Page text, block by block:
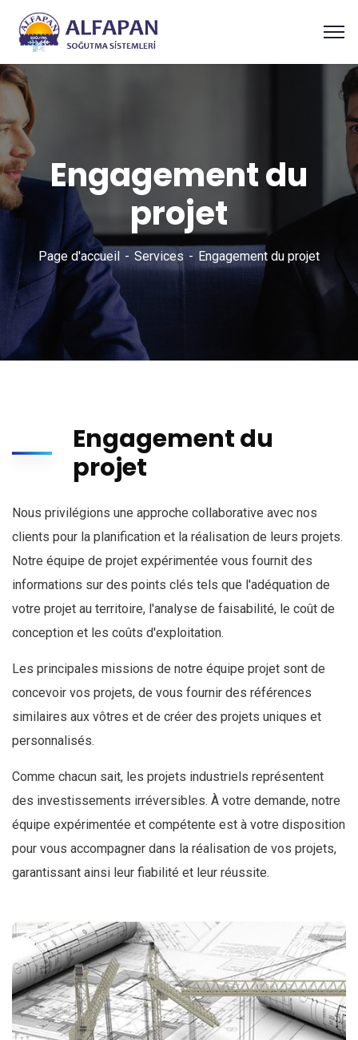
Engagement du
projet
Page d'accueil Services Engagement du projet
Engagement du
projet
Nous privilégions une approche collaborative avec nos
clients pour la planification et la réalisation de leurs projets.
Notre équipe de projet expérimentée vous fournit des
informations sur des points clés tels que l'adéquation de
votre projet au territoire, l'analyse de faisabilité, le coût de
conception et les coûts d'exploitation.
Les principales missions de notre équipe projet sont de
concevoir vos projets, de vous fournir des références
similaires aux vôtres et de créer des projets uniques et
personnalisés.
Comme chacun sait, les projets industriels représentent
des investissements irréversibles. À votre demande, notre
équipe expérimentée et compétente est à votre disposition
pour vous accompagner dans la réalisation de vos projets,
garantissant ainsi leur fiabilité et leur réussite.